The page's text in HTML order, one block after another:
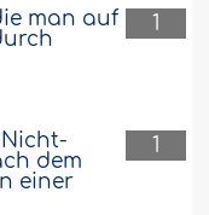
1
man auf
1
dem
einer